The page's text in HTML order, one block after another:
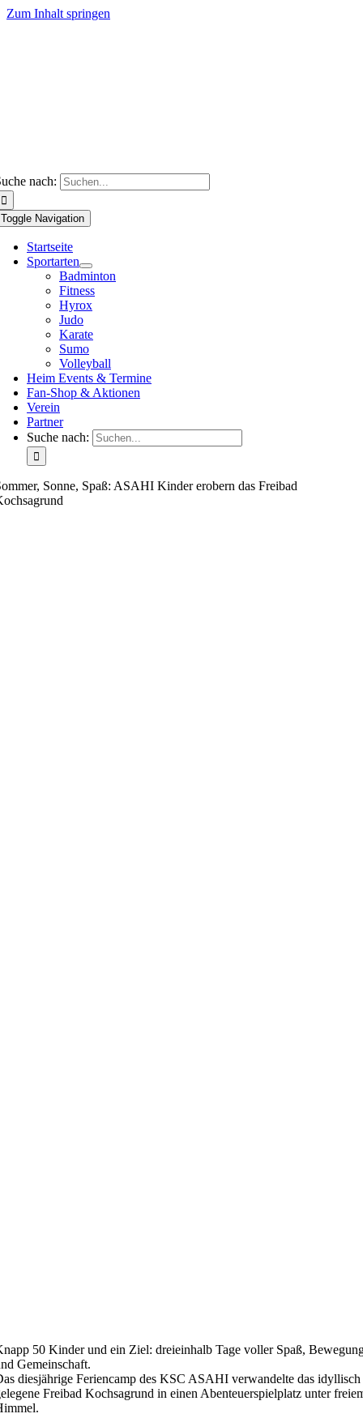
Zum Inhalt springen
nach:
Toggle Navigation
Startseite
Sportarten
Badminton
Fitness
Hyrox
Judo
Karate
Sumo
Volleyball
Heim Events & Termine
Fan-Shop & Aktionen
Verein
Partner
Suche nach:
Sonne, Spaß: ASAHI Kinder erobern das Freibad
50 Kinder und ein Ziel: dreieinhalb Tage voller Spaß,
Gemeinschaft.
diesjährige Feriencamp des KSC ASAHI verwandelte das idyllisch
Freibad Kochsagrund in einen Abenteuerspielplatz unter